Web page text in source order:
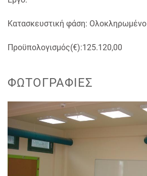
Κατασκευστική φάση: Ολοκληρωμένο
Προϋπολογισμός(€):125.120,00
ΦΩΤΟΓΡΑΦΊΕΣ